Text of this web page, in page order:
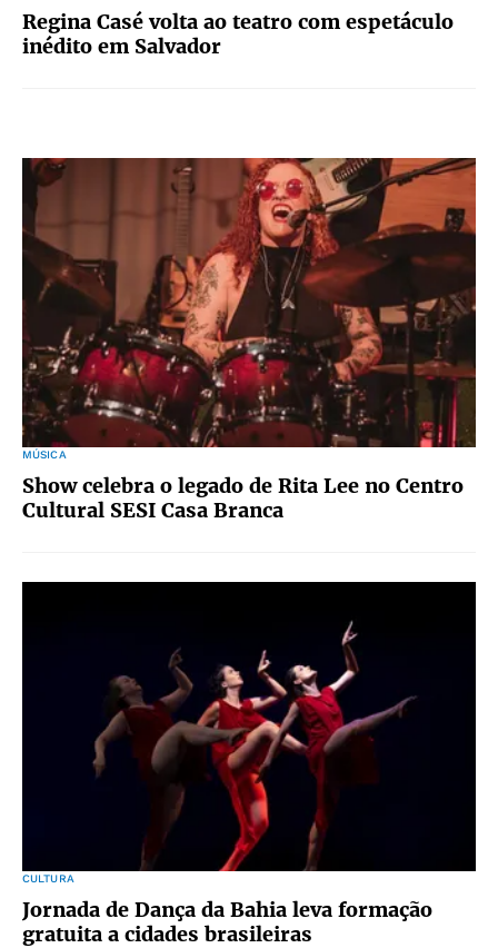
Regina Casé volta ao teatro com espetáculo
inédito em Salvador
MÚSICA
Show celebra o legado de Rita Lee no Centro
Cultural SESI Casa Branca
CULTURA
Jornada de Dança da Bahia leva formação
gratuita a cidades brasileiras